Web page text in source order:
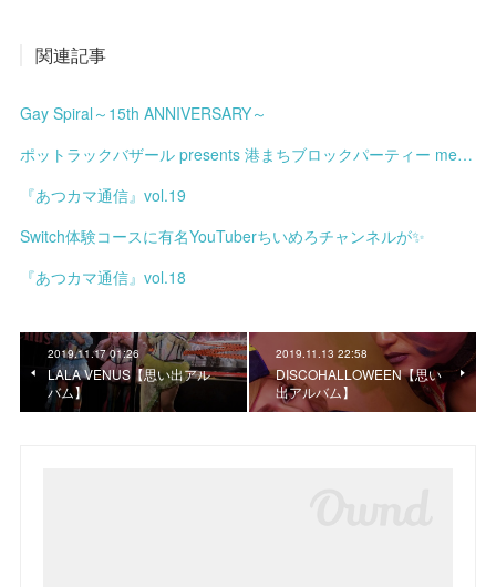
関連記事
Gay Spiral～15th ANNIVERSARY～
ポットラックバザール presents 港まちブロックパーティー meets みなと土曜市
『あつカマ通信』vol.19
Switch体験コースに有名YouTuberちいめろチャンネルが✨
『あつカマ通信』vol.18
2019.11.17 01:26
LALA VENUS【思い出アル
バム】
2019.11.13 22:58
DISCOHALLOWEEN【思い
出アルバム】